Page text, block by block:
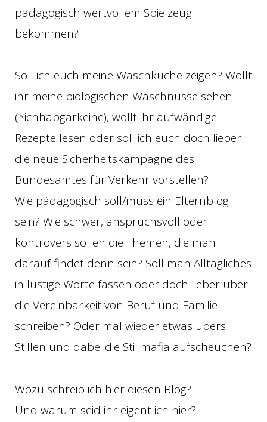
pädagogisch wertvollem Spielzeug
bekommen?
Soll ich euch meine Waschküche zeigen? Wollt
ihr meine biologischen Waschnüsse sehen
(*ichhabgarkeine), wollt ihr aufwändige
Rezepte lesen oder soll ich euch doch lieber
die neue Sicherheitskampagne des
Bundesamtes für Verkehr vorstellen?
Wie pädagogisch soll/muss ein Elternblog
sein? Wie schwer, anspruchsvoll oder
kontrovers sollen die Themen, die man
darauf findet denn sein? Soll man Alltägliches
in lustige Worte fassen oder doch lieber über
die Vereinbarkeit von Beruf und Familie
schreiben? Oder mal wieder etwas übers
Stillen und dabei die Stillmafia aufscheuchen?
Wozu schreib ich hier diesen Blog?
Und warum seid ihr eigentlich hier?